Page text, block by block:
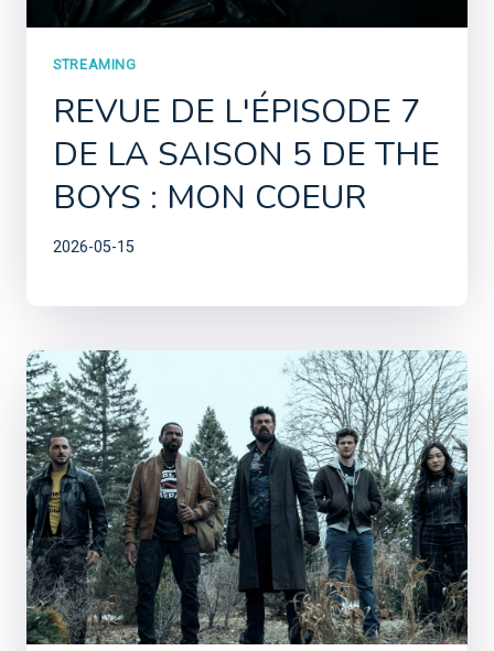
STREAMING
REVUE DE L'ÉPISODE 7
DE LA SAISON 5 DE THE
BOYS : MON COEUR
2026-05-15